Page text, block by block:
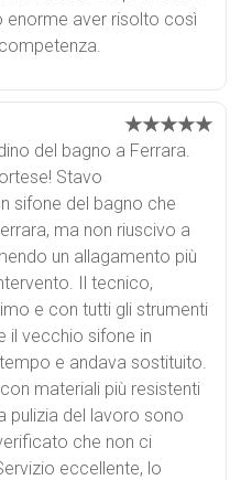
enorme aver risolto così
★★★★★
del bagno a Ferrara.
Stavo
sifone del bagno che
ma non riuscivo a
un allagamento più
Il tecnico,
e con tutti gli strumenti
il vecchio sifone in
e andava sostituito.
materiali più resistenti
pulizia del lavoro sono
che non ci
eccellente, lo